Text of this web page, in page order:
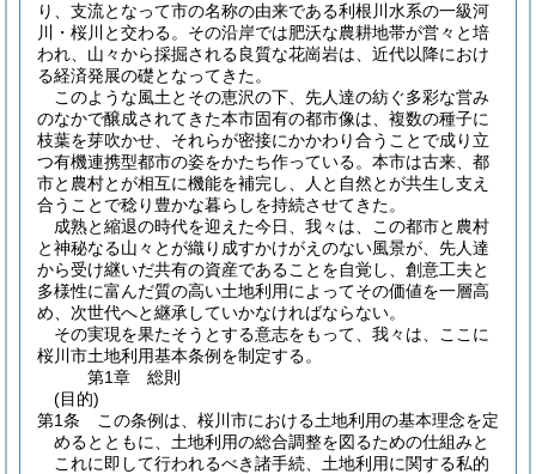
り、支流となって市の名称の由来である利根川水系の一級河
川・桜川と交わる。その沿岸では肥沃な農耕地帯が営々と培
われ、山々から採掘される良質な花崗岩は、近代以降におけ
る経済発展の礎となってきた。
このような風土とその恵沢の下、先人達の紡ぐ多彩な営み
のなかで醸成されてきた本市固有の都市像は、複数の種子に
枝葉を芽吹かせ、それらが密接にかかわり合うことで成り立
つ有機連携型都市の姿をかたち作っている。本市は古来、都
市と農村とが相互に機能を補完し、人と自然とが共生し支え
合うことで稔り豊かな暮らしを持続させてきた。
成熟と縮退の時代を迎えた今日、我々は、この都市と農村
と神秘なる山々とが織り成すかけがえのない風景が、先人達
から受け継いだ共有の資産であることを自覚し、創意工夫と
多様性に富んだ質の高い土地利用によってその価値を一層高
め、次世代へと継承していかなければならない。
その実現を果たそうとする意志をもって、我々は、ここに
桜川市土地利用基本条例を制定する。
第1章
総則
(目的)
第1条
この条例は、桜川市における土地利用の基本理念を定
めるとともに、土地利用の総合調整を図るための仕組みと
これに即して行われるべき諸手続、土地利用に関する私的